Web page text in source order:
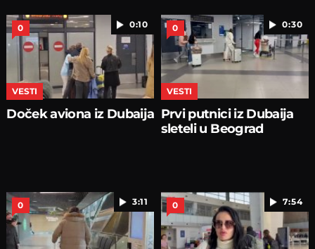
0:10
0
VESTI
Doček aviona iz Dubaija
0:30
0
VESTI
Prvi putnici iz Dubaija
sleteli u Beograd
3:11
0 7:54
0